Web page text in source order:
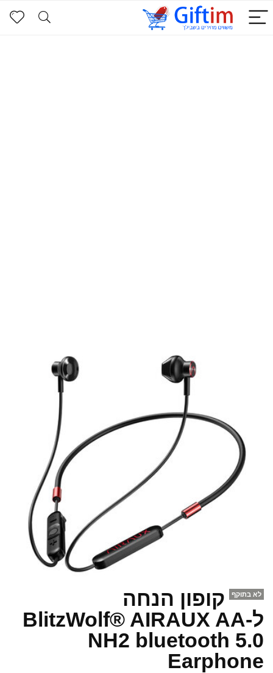
לא בתוקף
קופון הנחה
לBlitzWolf® AIRAUX AA-
NH2 bluetooth 5.0
Earphone